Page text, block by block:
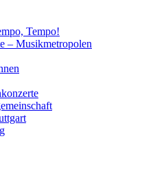
Tempo!
– Musikmetropolen